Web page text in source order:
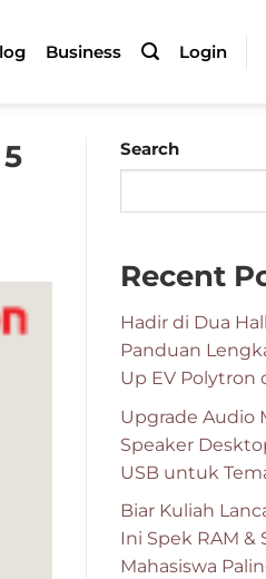
Business Login
Search
Recent
Hadir di Dua
Panduan
Up EV Polytron
Upgrade Audio
Speaker
USB untuk
Biar Kuliah
Ini Spek RAM &
Mahasiswa